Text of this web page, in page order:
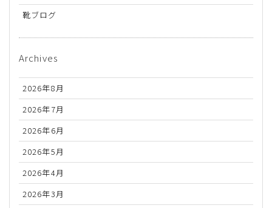
靴ブログ
Archives
2026年8月
2026年7月
2026年6月
2026年5月
2026年4月
2026年3月